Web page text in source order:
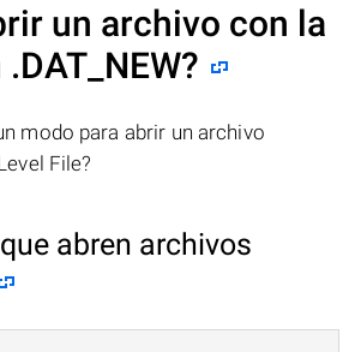
un archivo con la
modo para abrir un archivo
File?
abren archivos